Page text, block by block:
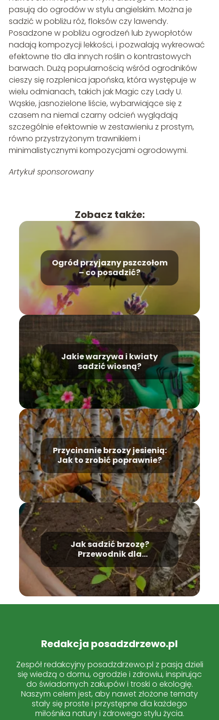
pasują do ogrodów w stylu angielskim. Można je
sadzić w pobliżu róż, floksów czy lawendy.
Posadzone w pobliżu ogrodzeń lub żywopłotów
nadają kompozycji lekkości, i pozwalają wykreować
efektowne tło dla innych roślin o kontrastowych
barwach. Dużą popularnością wśród ogrodników
cieszy się rozplenica japońska, która występuje w
wielu odmianach, takich jak Magic czy Lady U.
Wąskie, jasnozielone liście, wybarwiające się z
czasem na niemal czarny odcień wyglądają
szczególnie efektownie w zestawieniu z prostym,
równo przystrzyżonym trawnikiem i
minimalistycznymi kompozycjami ogrodowymi.
Artykuł sponsorowany
Zobacz także:
Ogród przyjazny pszczołom
– co posadzić?
Jakie warzywa i kwiaty
sadzić wiosną?
Przycinanie brzozy jesienią:
Jak to zrobić poprawnie?
Jak sadzić brzozę?
Przewodnik dla
początkujących.
Redakcja posadzdrzewo.pl
Zespół redakcyjny posadzdrzewo.pl z pasją dzieli
się wiedzą o domu, ogrodzie i zdrowiu, inspirując
do świadomych zakupów i troski o ekologię.
Naszym celem jest, aby nawet złożone tematy
stały się proste i przystępne dla każdego
miłośnika natury i zdrowego stylu życia.